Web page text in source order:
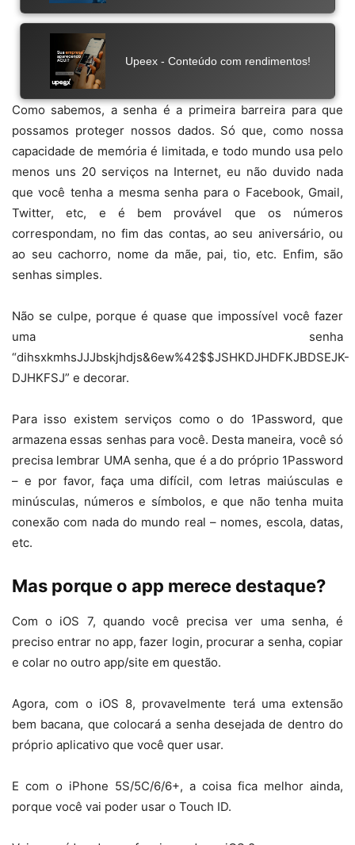
Como sabemos, a senha é a primeira barreira para que
possamos proteger nossos dados. Só que, como nossa
capacidade de memória é limitada, e todo mundo usa pelo
menos uns 20 serviços na Internet, eu não duvido nada
que você tenha a mesma senha para o Facebook, Gmail,
Twitter, etc, e é bem provável que os números
correspondam, no fim das contas, ao seu aniversário, ou
ao seu cachorro, nome da mãe, pai, tio, etc. Enfim, são
senhas simples.
Não se culpe, porque é quase que impossível você fazer
uma senha
“dihsxkmhsJJJbskjhdjs&6ew%42$$JSHKDJHDFKJBDSEJK-
DJHKFSJ” e decorar.
Para isso existem serviços como o do 1Password, que
armazena essas senhas para você. Desta maneira, você só
precisa lembrar UMA senha, que é a do próprio 1Password
– e por favor, faça uma difícil, com letras maiúsculas e
minúsculas, números e símbolos, e que não tenha muita
conexão com nada do mundo real – nomes, escola, datas,
etc.
Mas porque o app merece destaque?
Com o iOS 7, quando você precisa ver uma senha, é
preciso entrar no app, fazer login, procurar a senha, copiar
e colar no outro app/site em questão.
Agora, com o iOS 8, provavelmente terá uma extensão
bem bacana, que colocará a senha desejada de dentro do
próprio aplicativo que você quer usar.
E com o iPhone 5S/5C/6/6+, a coisa fica melhor ainda,
porque você vai poder usar o Touch ID.